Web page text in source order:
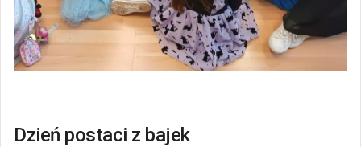
Dzień postaci z bajek